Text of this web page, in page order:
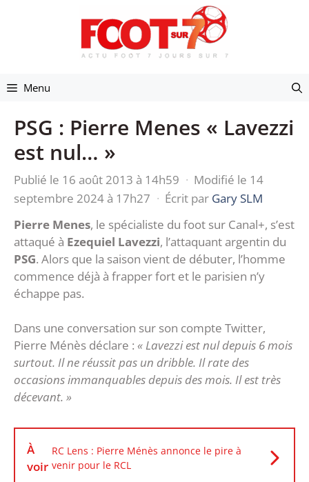
Menu
PSG : Pierre Menes « Lavezzi
est nul… »
Publié le 16 août 2013 à 14h59 · Modifié le 14
septembre 2024 à 17h27 · Écrit par Gary SLM
Pierre Menes, le spécialiste du foot sur Canal+, s’est
attaqué à Ezequiel Lavezzi, l’attaquant argentin du
PSG. Alors que la saison vient de débuter, l’homme
commence déjà à frapper fort et le parisien n’y
échappe pas.
Dans une conversation sur son compte Twitter,
Pierre Ménès déclare : « Lavezzi est nul depuis 6 mois
surtout. Il ne réussit pas un dribble. Il rate des
occasions immanquables depuis des mois. Il est très
décevant. »
À
voir
RC Lens : Pierre Ménès annonce le pire à
venir pour le RCL